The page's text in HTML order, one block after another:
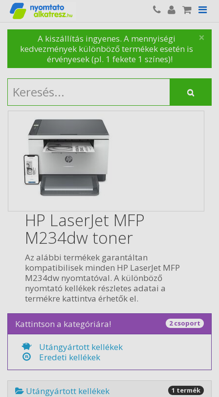
×
A kiszállítás ingyenes. A mennyiségi
kedvezmények különböző termékek esetén is
érvényesek (pl. 1 fekete 1 színes)!
HP LaserJet MFP
M234dw toner
Az alábbi termékek garantáltan
kompatibilisek minden HP LaserJet MFP
M234dw nyomtatóval. A különböző
nyomtató kellékek részletes adatai a
termékre kattintva érhetők el.
Kattintson a kategóriára! 2 csoport
Utángyártott kellékek
Eredeti kellékek
Utángyártott kellékek 1 termék